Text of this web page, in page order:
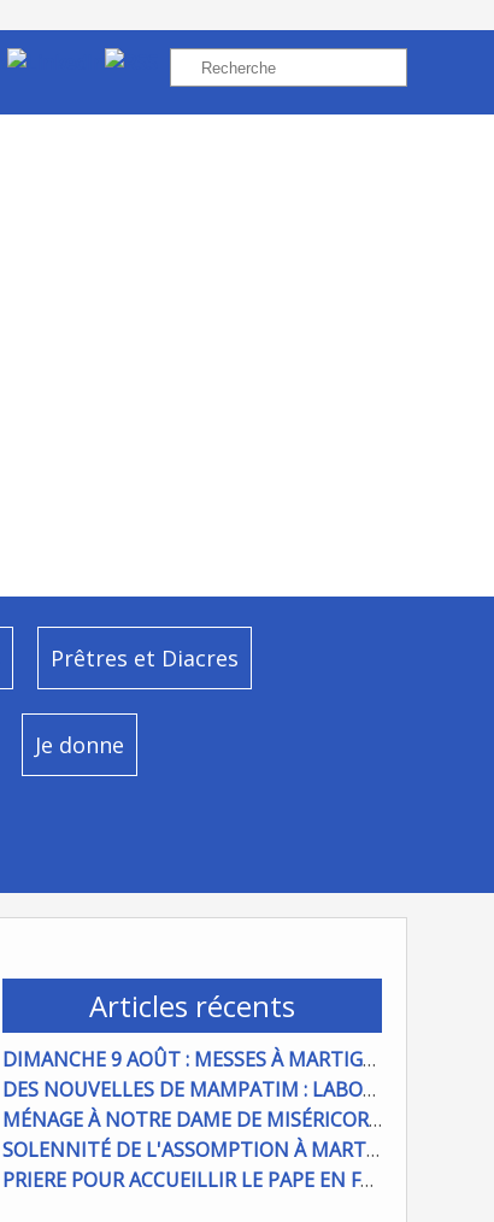
Prêtres et Diacres
Je donne
Articles récents
DIMANCHE 9 AOÛT : MESSES À MARTIGUES ET PORT DE BOUC
DES NOUVELLES DE MAMPATIM : LABOUR DU CHAMP PAROISSIAL
MÉNAGE À NOTRE DAME DE MISÉRICORDE : ON COMPTE SUR VOUS !
SOLENNITÉ DE L'ASSOMPTION À MARTIGUES ET PORT DE BOUC
PRIERE POUR ACCUEILLIR LE PAPE EN FRANCE